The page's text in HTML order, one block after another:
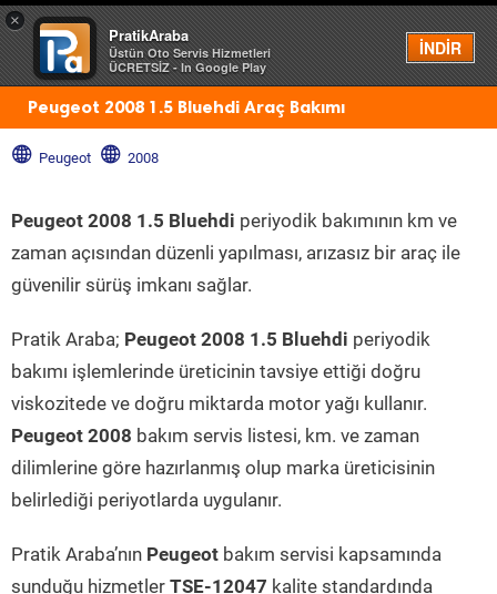
×
PratikAraba
Üstün Oto Servis Hizmetleri
ÜCRETSİZ - In Google Play
İNDİR
Menü
Peugeot 2008 1.5 Bluehdi Araç Bakımı
Peugeot 2008
Peugeot 2008 1.5 Bluehdi periyodik bakımının km ve
zaman açısından düzenli yapılması, arızasız bir araç ile
güvenilir sürüş imkanı sağlar.
Pratik Araba; Peugeot 2008 1.5 Bluehdi periyodik
bakımı işlemlerinde üreticinin tavsiye ettiği doğru
viskozitede ve doğru miktarda motor yağı kullanır.
Peugeot 2008 bakım servis listesi, km. ve zaman
dilimlerine göre hazırlanmış olup marka üreticisinin
belirlediği periyotlarda uygulanır.
Pratik Araba’nın Peugeot bakım servisi kapsamında
sunduğu hizmetler TSE-12047 kalite standardında